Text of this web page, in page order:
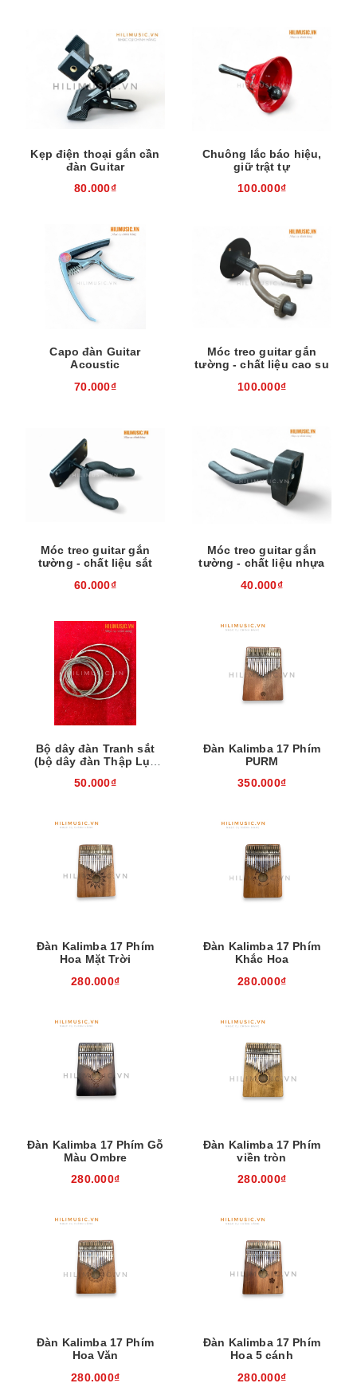
Kẹp điện thoại gắn cần
đàn Guitar
80.000₫
Chuông lắc báo hiệu,
giữ trật tự
100.000₫
Capo đàn Guitar
Acoustic
70.000₫
Móc treo guitar gắn
tường - chất liệu cao su
100.000₫
Móc treo guitar gắn
tường - chất liệu sắt
60.000₫
Móc treo guitar gắn
tường - chất liệu nhựa
40.000₫
Bộ dây đàn Tranh sắt
(bộ dây đàn Thập Lục
50.000₫
Đàn Kalimba 17 Phím
PURM
350.000₫
Đàn Kalimba 17 Phím
Hoa Mặt Trời
280.000₫
Đàn Kalimba 17 Phím
Khắc Hoa
280.000₫
Đàn Kalimba 17 Phím Gỗ
Màu Ombre
280.000₫
Đàn Kalimba 17 Phím
viền tròn
280.000₫
Đàn Kalimba 17 Phím
Hoa Văn
280.000₫
Đàn Kalimba 17 Phím
Hoa 5 cánh
280.000₫